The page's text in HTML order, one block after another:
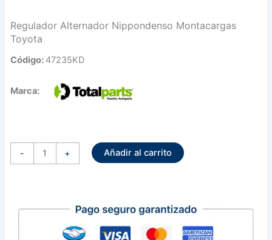
Regulador Alternador Nippondenso Montacargas
Toyota
Código: 47235KD
Marca:
-
Nippondenso
Montacargas
+ Añadir al carrito